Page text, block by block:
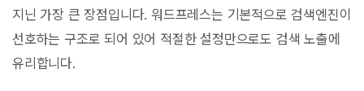
지닌 가장 큰 장점입니다. 워드프레스는 기본적으로 검색엔진이
선호하는 구조로 되어 있어 적절한 설정만으로도 검색 노출에
유리합니다.